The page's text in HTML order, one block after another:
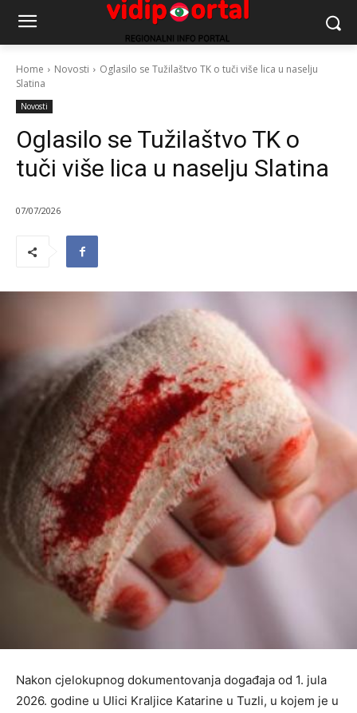
Home Novosti
Oglasilo se Tužilaštvo TK o tuči više lica u naselju
Slatina
Novosti
Oglasilo se Tužilaštvo TK o
tuči više lica u naselju Slatina
07/07/2026
Nakon cjelokupnog dokumentovanja događaja od 1. jula
2026. godine u Ulici Kraljice Katarine u Tuzli, u kojem je u